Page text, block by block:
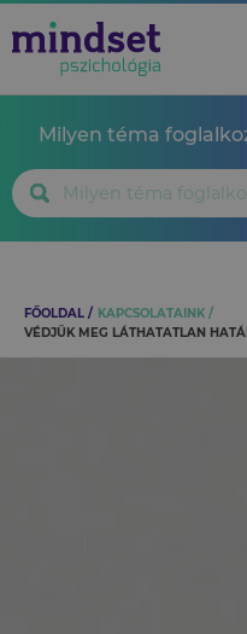
Milyen téma
FŐOLDAL
KAPCSOLATAINK
VÉDJÜK MEG LÁTHATATLAN